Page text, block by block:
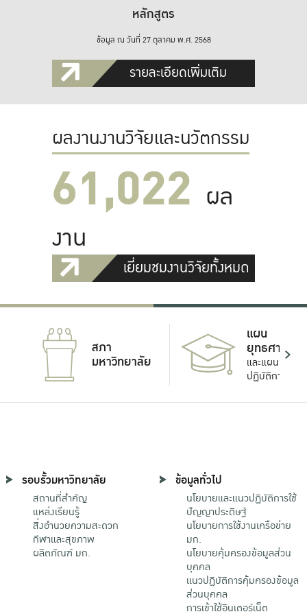
หลักสูตร
ข้อมูล ณ วันที่ 27 ตุลาคม พ.ศ. 2568
รายละเอียดเพิ่มเติม
ผลงานงานวิจัยและนวัตกรรม
61,022 ผล
งาน
เยี่ยมชมงานวิจัยทั้งหมด
สภา
มหาวิทยาลัย
แผน
ยุทธศาสตร์
และแผน
ปฏิบัติการ
รอบรั้วมหาวิทยาลัย
สถานที่สำคัญ
แหล่งเรียนรู้
สิ่งอำนวยความสะดวก
กีฬาและสุขภาพ
ผลิตภัณฑ์ มก.
ข้อมูลทั่วไป
นโยบายและแนวปฏิบัติการใช้
ปัญญาประดิษฐ์
นโยบายการใช้งานเครือข่าย
มก.
นโยบายคุ้มครองข้อมูลส่วน
บุคคล
แนวปฏิบัติการคุ้มครองข้อมูล
ส่วนบุคคล
การเข้าใช้อินเตอร์เน็ต